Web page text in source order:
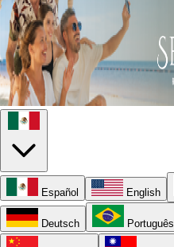
Español English
Deutsch Português